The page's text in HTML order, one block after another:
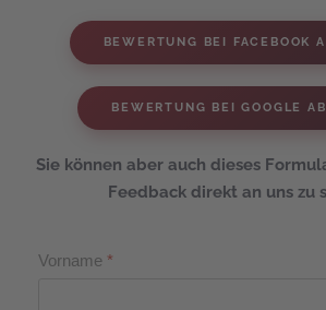
BEWERTUNG BEI FACEBOOK
BEWERTUNG BEI GOOGLE
Sie können aber auch dieses
Feedback direkt an uns zu
Vorname *